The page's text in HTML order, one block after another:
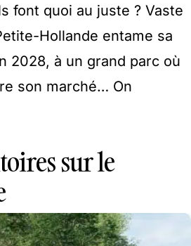
font quoi au juste ? Vaste
Hollande entame sa
2028, à un grand parc où
son marché… On
sur le